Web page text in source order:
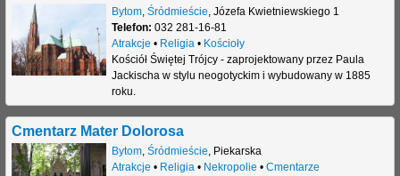
Bytom, Śródmieście Józefa Kwietniewskiego 1
Telefon: 032 281-16-81
Atrakcje • Religia • Kościoły
Kościół Świętej Trójcy - zaprojektowany przez Paula
Jackischa w stylu neogotyckim i wybudowany w 1885
roku.
Cmentarz Mater Dolorosa
Bytom, Śródmieście, Piekarska
Atrakcje • Religia• Nekropolie • Cmentarze